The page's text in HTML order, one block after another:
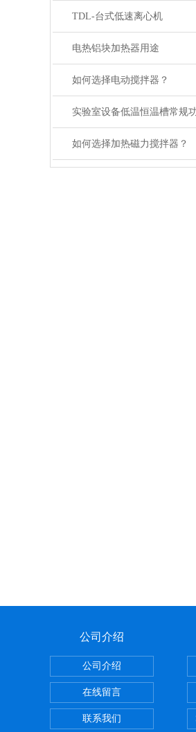
TDL-台式低速离心机
电热铝块加热器用途
如何选择电动搅拌器？
如何选择加热磁力搅拌器？
公司介绍
公司介绍
在线留言
联系我们